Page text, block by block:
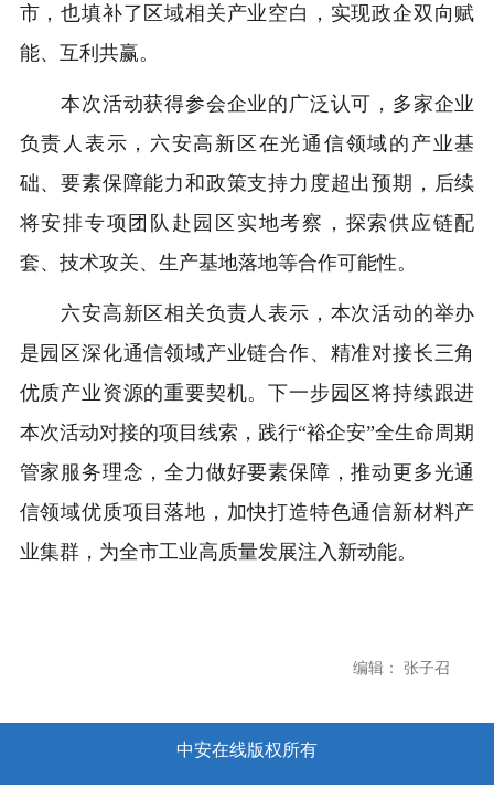
市，也填补了区域相关产业空白，实现政企双向赋
能、互利共赢。
本次活动获得参会企业的广泛认可，多家企业
负责人表示，六安高新区在光通信领域的产业基
础、要素保障能力和政策支持力度超出预期，后续
将安排专项团队赴园区实地考察，探索供应链配
套、技术攻关、生产基地落地等合作可能性。
六安高新区相关负责人表示，本次活动的举办
是园区深化通信领域产业链合作、精准对接长三角
优质产业资源的重要契机。下一步园区将持续跟进
本次活动对接的项目线索，践行“裕企安”全生命周期
管家服务理念，全力做好要素保障，推动更多光通
信领域优质项目落地，加快打造特色通信新材料产
业集群，为全市工业高质量发展注入新动能。
编辑： 张子召
中安在线版权所有